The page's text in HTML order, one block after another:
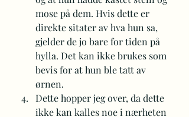
mose på dem. Hvis dette er
direkte sitater av hva hun sa,
gjelder de jo bare for tiden på
hylla. Det kan ikke brukes som
bevis for at hun ble tatt av
ørnen.
Dette hopper jeg over, da dette
ikke kan kalles noe i nærheten